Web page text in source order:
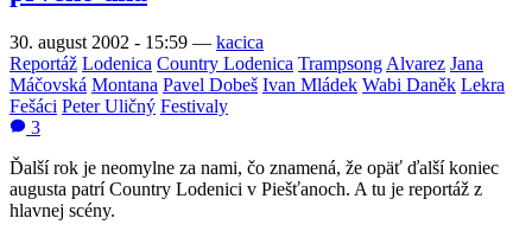
30. august 2002 - 15:59 — kacica
Reportáž Lodenica Country Lodenica Trampsong Alvarez Jana
Máčovská Montana Pavel Dobeš Ivan Mládek Wabi Daněk Lekra
Fešáci Peter Uličný Festivaly
3
Ďalší rok je neomylne za nami, čo znamená, že opäť ďalší koniec
augusta patrí Country Lodenici v Piešťanoch. A tu je reportáž z
hlavnej scény.